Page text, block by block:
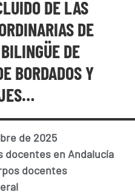
DE LAS
DE
DE
BORDADOS Y
de 2025
docentes en Andalucía
docentes